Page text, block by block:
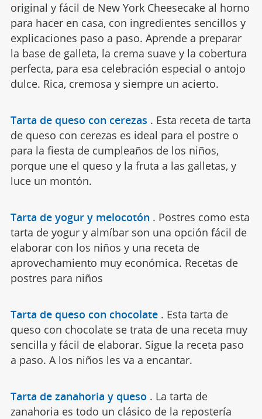
original y fácil de New York Cheesecake al horno
para hacer en casa, con ingredientes sencillos y
explicaciones paso a paso. Aprende a preparar
la base de galleta, la crema suave y la cobertura
perfecta, para esa celebración especial o antojo
dulce. Rica, cremosa y siempre un acierto.
Tarta de queso con cerezas . Esta receta de tarta
de queso con cerezas es ideal para el postre o
para la fiesta de cumpleaños de los niños,
porque une el queso y la fruta a las galletas, y
luce un montón.
Tarta de yogur y melocotón . Postres como esta
tarta de yogur y almíbar son una opción fácil de
elaborar con los niños y una receta de
aprovechamiento muy económica. Recetas de
postres para niños
Tarta de queso con chocolate . Esta tarta de
queso con chocolate se trata de una receta muy
sencilla y fácil de elaborar. Sigue la receta paso
a paso. A los niños les va a encantar.
Tarta de zanahoria y queso . La tarta de
zanahoria es todo un clásico de la repostería